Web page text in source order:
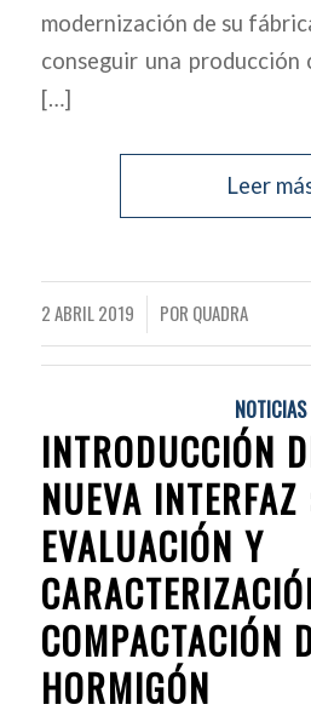
modernización de su
conseguir una producción
[…]
Leer
2 ABRIL 2019 POR QUADRA
NOTICIAS
INTRODUCCIÓN
NUEVA
EVALUACIÓN Y
COMPACTACIÓN
HORMIGÓN